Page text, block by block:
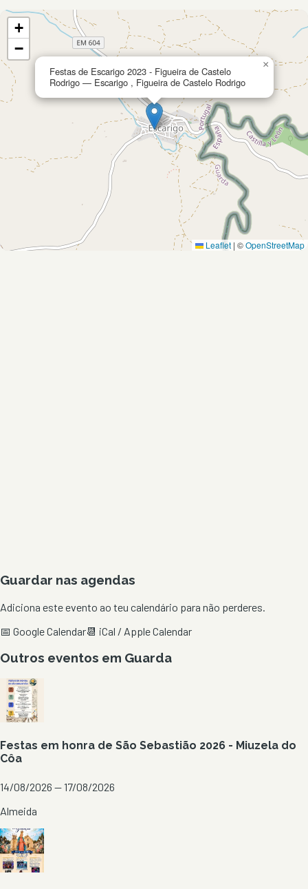
Festas de Escarigo 2023 - Figueira de Castelo
Rodrigo — Escarigo , Figueira de Castelo Rodrigo
×
+
−
Leaflet | ©OpenStreetMap
Guardar nas agendas
Adiciona este evento ao teu calendário para não perderes.
📅 Google Calendar📆 iCal / Apple Calendar
Outros eventos em Guarda
Festas em honra de São Sebastião 2026 - Miuzela do
Côa
14/08/2026 — 17/08/2026
Almeida